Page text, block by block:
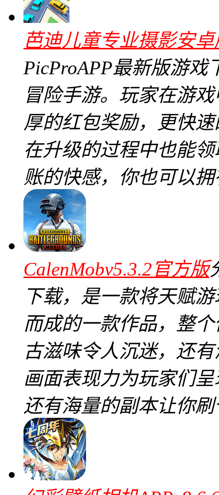
芭迪儿童专业摄影安
PicProAPP最新版游
冒险手游。玩家在游
厚的红包奖励，更快
在升级的过程中也能
账的快感，你也可以
CalenMobv5.3.2官方版
下载，是一款将天赋
而成的一款作品，整
古滋味令人沉迷，还
画面表现力为玩家们
还有海量的副本让你